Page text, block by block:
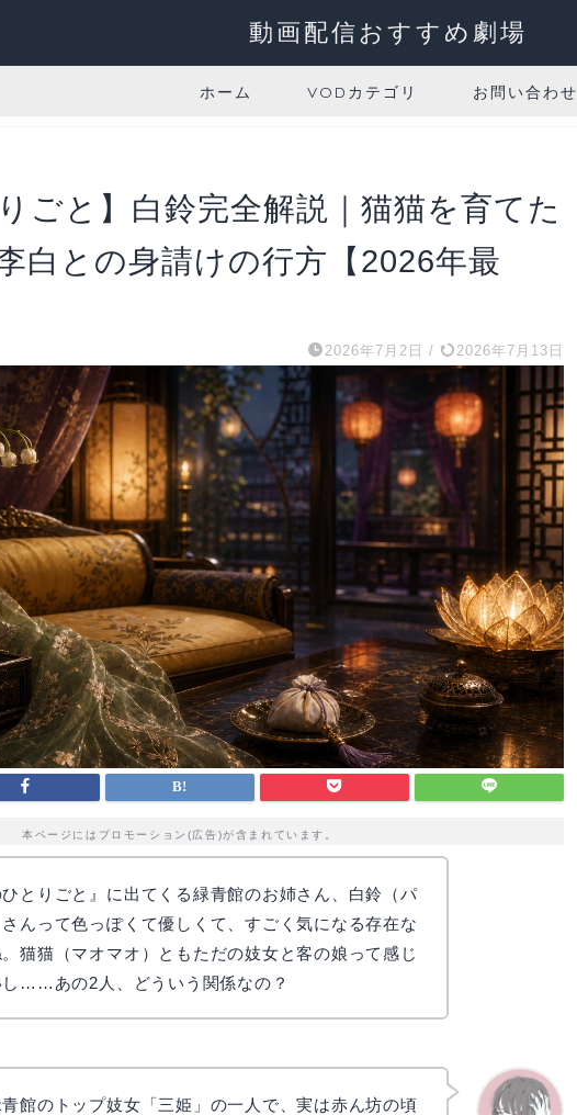
動画配信おすすめ劇場
ホーム VODカテゴリ お問い合わせ
ごと】白鈴完全解説｜猫猫を育てた
白との身請けの行方【2026年最
2026年7月2日 / 2026年7月13日
本ページにはプロモーション(広告)が含まれています。
ひとりごと』に出てくる緑青館のお姉さん、白鈴（パ
んって色っぽくて優しくて、すごく気になる存在な
猫猫（マオマオ）ともただの妓女と客の娘って感じ
し……あの2人、どういう関係なの？
館のトップ妓女「三姫」の一人で、実は赤ん坊の頃